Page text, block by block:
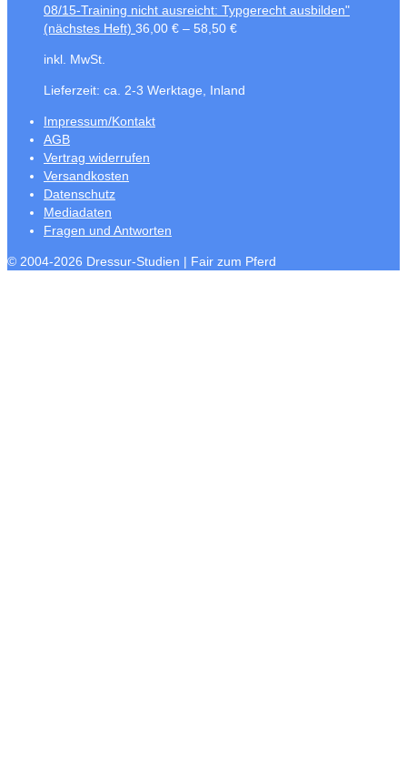
08/15-Training nicht ausreicht: Typgerecht ausbilden"
(nächstes Heft) 36,00 € – 58,50 €
inkl. MwSt.
Lieferzeit: ca. 2-3 Werktage, Inland
Impressum/Kontakt
AGB
Vertrag widerrufen
Versandkosten
Datenschutz
Mediadaten
Fragen und Antworten
© 2004-2026 Dressur-Studien | Fair zum Pferd